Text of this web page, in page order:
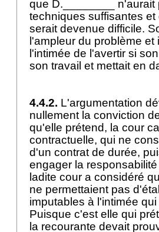
que D.________
techniques suffisantes
serait devenue difficile.
l'ampleur du problème
l'intimée de l'avertir si
son travail et mettait en
4.4.2. L'argumentation
nullement la conviction
qu'elle prétend, la cour
contractuelle, qui ne
d'un contrat de durée,
engager la
ladite cour a considéré
ne permettaient pas
imputables à l'intimée
Puisque c'est elle qui
la recourante devait